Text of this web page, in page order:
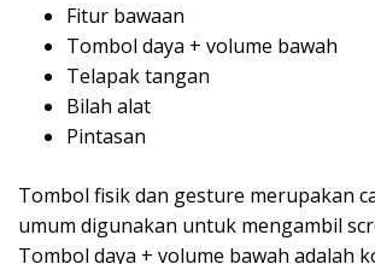
Fitur bawaan
Tombol daya + volume bawah
Telapak tangan
Bilah alat
Pintasan
Tombol fisik dan gesture merupakan
umum digunakan untuk mengambil
Tombol daya + volume bawah adalah